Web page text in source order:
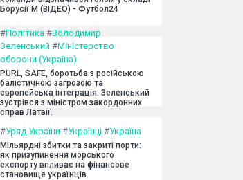
Борусії М (ВІДЕО) - Футбол24
#Політика #Володимир
Зеленський #Міністерство
оборони (Україна)
PURL, SAFE, боротьба з російською
балістичною загрозою та
європейська інтеграція: Зеленський
зустрівся з міністром закордонних
справ Латвії.
#Уряд України #Українці #Україна
Мільярдні збитки та закриті порти:
як призупинення морського
експорту впливає на фінансове
становище українців.